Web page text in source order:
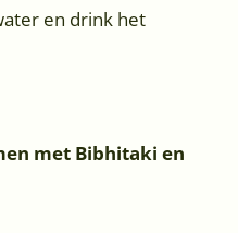
en drink het
met Bibhitaki en